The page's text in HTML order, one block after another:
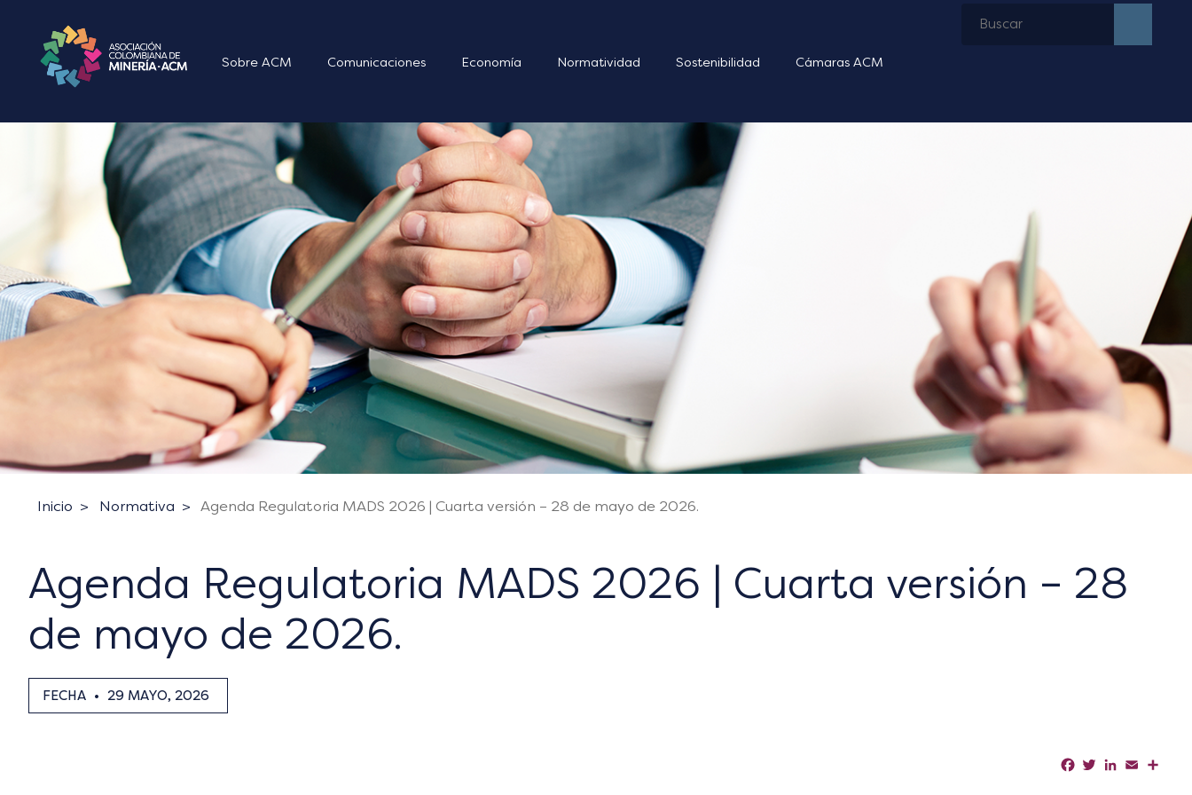
Sobre ACM Comunicaciones Economía Normatividad Sostenibilidad Cámaras ACM
Inicio Normativa Agenda Regulatoria MADS 2026 | Cuarta versión – 28 de mayo de 2026.
Agenda Regulatoria MADS 2026 | Cuarta versión – 28
de mayo de 2026.
FECHA • 29 MAYO, 2026
Facebook
TwitterLinkedIn
Email